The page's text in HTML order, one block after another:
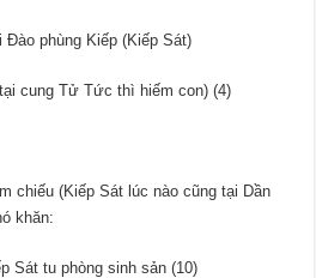
Đào phùng Kiếp (Kiếp Sát)
cung Tử Tức thì hiếm con) (4)
chiếu (Kiếp Sát lúc nào cũng tại Dần
khăn:
Sát tu phòng sinh sản (10)